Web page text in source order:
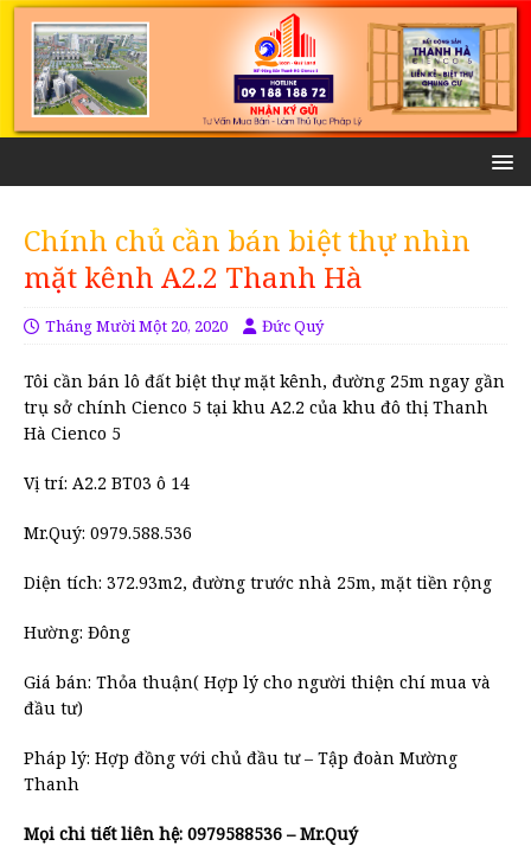
Chính chủ cần bán biệt thự nhìn
mặt kênh A2.2 Thanh Hà
Tháng Mười Một 20, 2020 Đức Quý
Tôi cần bán lô đất biệt thự mặt kênh, đường 25m ngay gần
trụ sở chính Cienco 5 tại khu A2.2 của khu đô thị Thanh
Hà Cienco 5
Vị trí: A2.2 BT03 ô 14
Mr.Quý: 0979.588.536
Diện tích: 372.93m2, đường trước nhà 25m, mặt tiền rộng
Hường: Đông
Giá bán: Thỏa thuận( Hợp lý cho người thiện chí mua và
đầu tư)
Pháp lý: Hợp đồng với chủ đầu tư – Tập đoàn Mường
Thanh
Mọi chi tiết liên hệ: 0979588536 – Mr.Quý